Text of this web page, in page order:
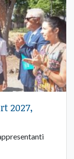
2027,